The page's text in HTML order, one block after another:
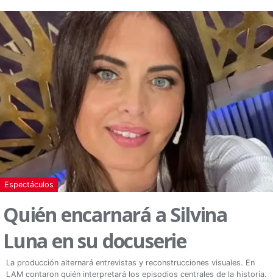
Espectáculos
Quién encarnará a Silvina
Luna en su docuserie
La producción alternará entrevistas y reconstrucciones visuales. En
LAM contaron quién interpretará los episodios centrales de la historia.